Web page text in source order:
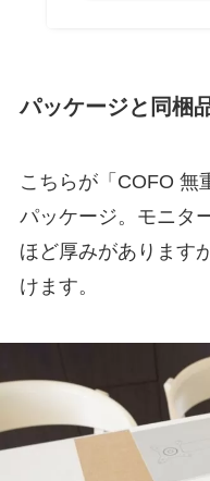
パッケージと同梱
こちらが「COFO 無
パッケージ。モニタ
ほど厚みがあります
けます。